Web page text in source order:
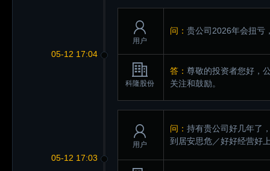
05-12 17:04
用户
问： 贵公司2026年会扭亏
科隆股份
答： 尊敬的投资者您好，
关注和鼓励。
05-12 17:03
用户
问： 持有贵公司好几年了
到居安思危／好好经营好